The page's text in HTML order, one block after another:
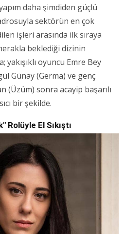
daha şimdiden güçlü
sektörün en çok
işleri arasında ilk sıraya
beklediği dizinin
oyuncu Emre Bey
Günay (Germa) ve genç
(Üzüm) sonra acayip başarılı
bir şekilde.
Rolüyle El Sıkıştı